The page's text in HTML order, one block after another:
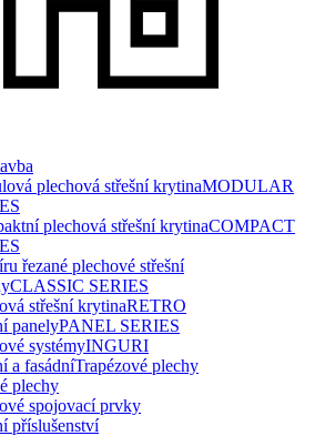
plechová střešní krytinaMODULAR
plechová střešní krytinaCOMPACT
řezané plechové střešní
CLASSIC SERIES
střešní krytinaRETRO
panelyPANEL SERIES
systémyINGURI
a fasádníTrapézové plechy
plechy
spojovací prvky
příslušenství